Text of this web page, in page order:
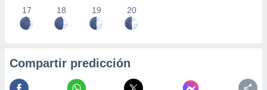
17 18 19 20
Compartir predicción